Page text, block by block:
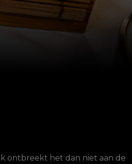
ontbreekt het dan niet aan de